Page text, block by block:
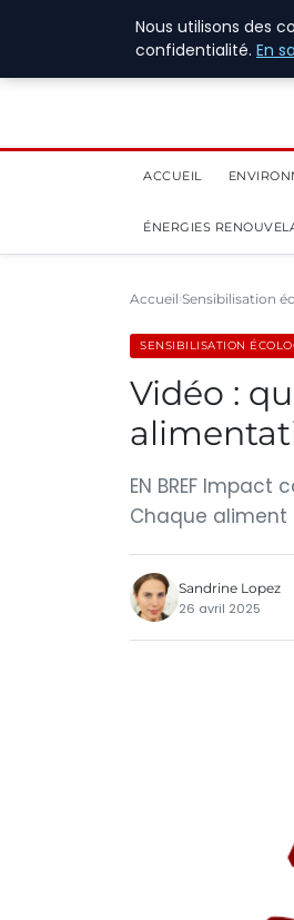
28 juillet 2026
ACCUEIL
ÉNERGIES
Accueil Sensibilisation
SENSIBILISATION
Vidéo :
EN BREF
Chaque
Sandrine Lopez
26 avril 2025
Nous utilisons des
confidentialité. En